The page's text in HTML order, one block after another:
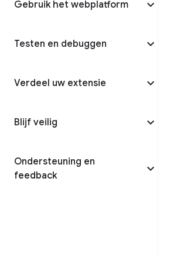
Gebruik het webplatform
Testen en debuggen
Verdeel uw extensie
Blijf veilig
Ondersteuning en
feedback